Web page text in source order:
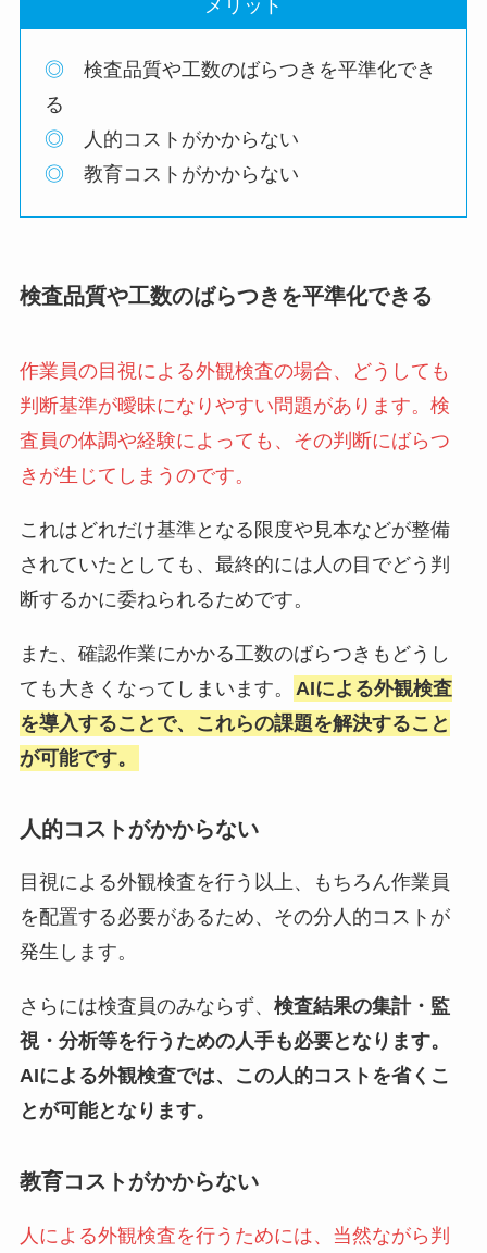
メリット
◎ 検査品質や工数のばらつきを平準化でき
る
◎ 人的コストがかからない
◎ 教育コストがかからない
検査品質や工数のばらつきを平準化できる
作業員の目視による外観検査の場合、どうしても
判断基準が曖昧になりやすい問題があります。検
査員の体調や経験によっても、その判断にばらつ
きが生じてしまうのです。
これはどれだけ基準となる限度や見本などが整備
されていたとしても、最終的には人の目でどう判
断するかに委ねられるためです。
また、確認作業にかかる工数のばらつきもどうし
ても大きくなってしまいます。
AIによる外観検査
を導入することで、これらの課題を解決すること
が可能です。
人的コストがかからない
目視による外観検査を行う以上、もちろん作業員
を配置する必要があるため、その分人的コストが
発生します。
さらには検査員のみならず、 検査結果の集計・監
視・分析等を行うための人手も必要となります。
AIによる外観検査では、この人的コストを省くこ
とが可能となります。
教育コストがかからない
人による外観検査を行うためには、当然ながら判